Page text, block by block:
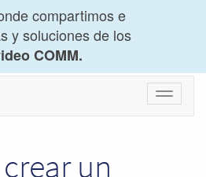
compartimos e
y soluciones de los
COMM.
Cambiar
un